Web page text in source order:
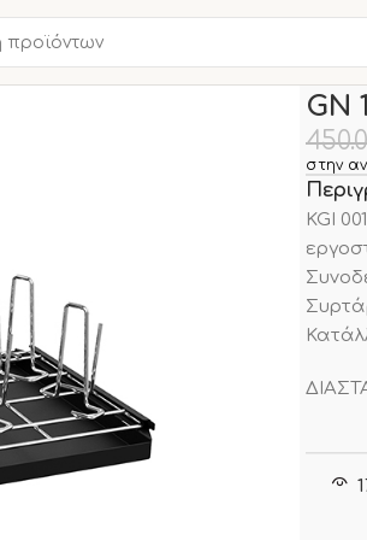
GN
στην
KGI